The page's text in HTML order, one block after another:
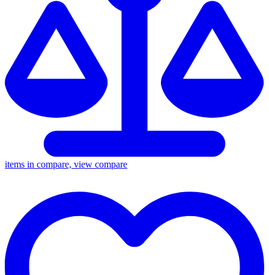
items in compare, view compare